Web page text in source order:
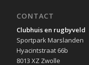
CONTACT
Clubhuis en rugbyveld
Sportpark Marslanden
Hyacintstraat 66b
8013 XZ Zwolle